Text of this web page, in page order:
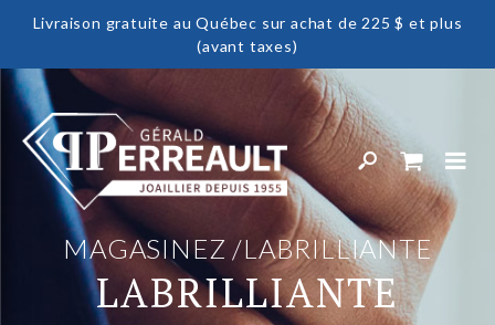
Livraison gratuite au Québec sur achat de 225 $ et plus
(avant taxes)
MAGASINEZ LABRILLIANTE
LABRILLIANTE